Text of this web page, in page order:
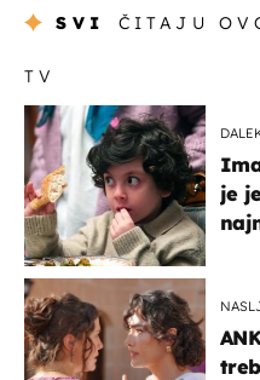
SVI ČITAJU
TV
je